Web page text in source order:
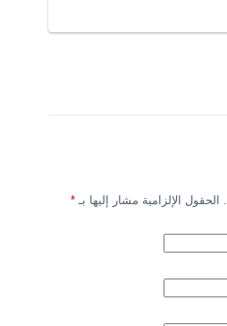
الحقول الإلزامية مشار إليها بـ *